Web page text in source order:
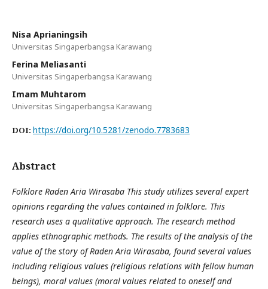
Nisa Aprianingsih
Universitas Singaperbangsa Karawang
Ferina Meliasanti
Universitas Singaperbangsa Karawang
Imam Muhtarom
Universitas Singaperbangsa Karawang
DOI: https://doi.org/10.5281/zenodo.7783683
Abstract
Folklore Raden Aria Wirasaba This study utilizes several expert
opinions regarding the values ​​contained in folklore. This
research uses a qualitative approach. The research method
applies ethnographic methods. The results of the analysis of the
value of the story of Raden Aria Wirasaba, found several values ​​
including religious values ​​(religious relations with fellow human
beings), moral values ​​(moral values ​​related to oneself and